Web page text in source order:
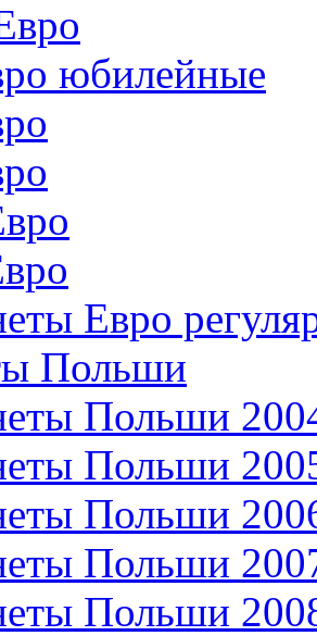
юбилейные
Евро
Польши
Польши
Польши
Польши
Польши
Польши